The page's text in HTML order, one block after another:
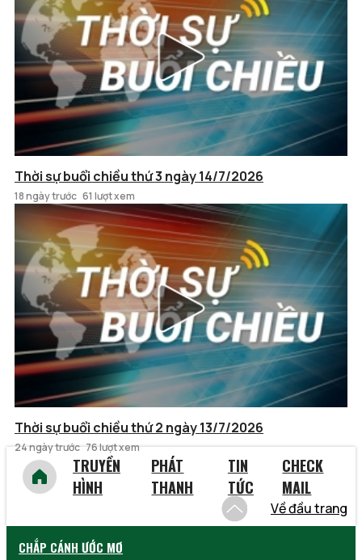
Thời sự buổi chiều thứ 3 ngày 14/7/2026
18 ngày trước 61 lượt xem
Thời sự buổi chiều thứ 2 ngày 13/7/2026
24 ngày trước 76 lượt xem
TRUYỀN
HÌNH
PHÁT
THANH
TIN
TỨC
CHECK
MAIL
Về đầu trang
CHẮP CÁNH ƯỚC MƠ